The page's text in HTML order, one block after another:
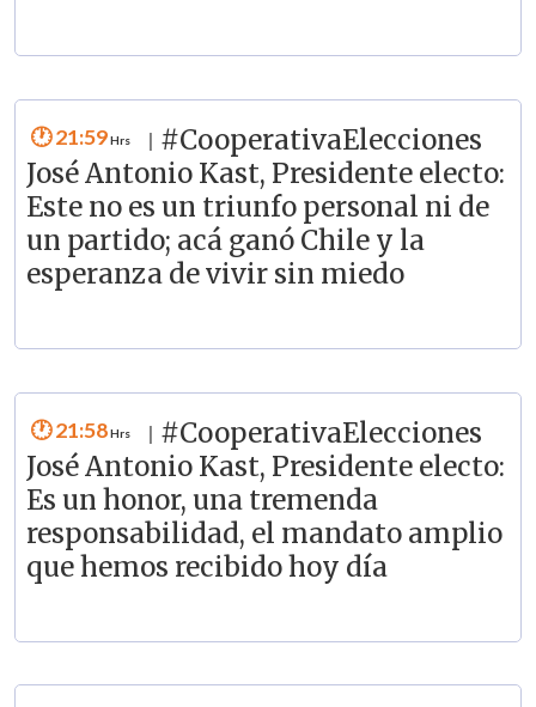
21:59
#CooperativaElecciones
José Antonio Kast, Presidente electo:
Este no es un triunfo personal ni de
un partido; acá ganó Chile y la
esperanza de vivir sin miedo
21:58
#CooperativaElecciones
José Antonio Kast, Presidente electo:
Es un honor, una tremenda
responsabilidad, el mandato amplio
que hemos recibido hoy día